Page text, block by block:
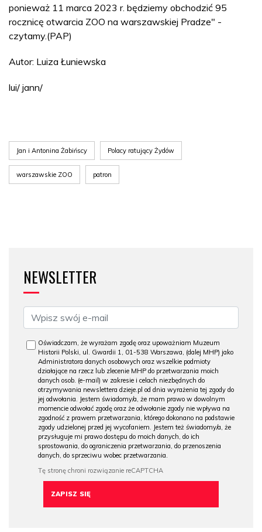
ponieważ 11 marca 2023 r. będziemy obchodzić 95
rocznicę otwarcia ZOO na warszawskiej Pradze" -
czytamy.(PAP)
Autor: Luiza Łuniewska
lui/ jann/
Jan i Antonina Żabińscy Polacy ratujący Żydów
warszawskie ZOO patron
NEWSLETTER
Oświadczam, że wyrażam zgodę oraz upoważniam Muzeum
Historii Polski, ul. Gwardii 1, 01-538 Warszawa, (dalej MHP) jako
Administratora danych osobowych oraz wszelkie podmioty
działające na rzecz lub zlecenie MHP do przetwarzania moich
danych osob. (e-mail) w zakresie i celach niezbędnych do
otrzymywania newslettera dzieje.pl od dnia wyrażenia tej zgody do
jej odwołania. Jestem świadomy/a, że mam prawo w dowolnym
momencie odwołać zgodę oraz że odwołanie zgody nie wpływa na
zgodność z prawem przetwarzania, którego dokonano na podstawie
zgody udzielonej przed jej wycofaniem. Jestem też świadomy/a, że
przysługuje mi prawo dostępu do moich danych, do ich
sprostowania, do ograniczenia przetwarzania, do przenoszenia
danych, do sprzeciwu wobec przetwarzania.